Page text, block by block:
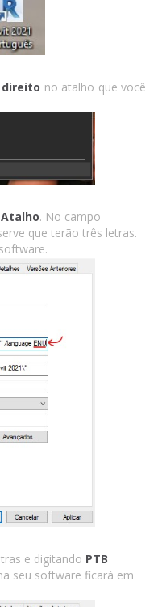
no atalho que você
Atalho. No campo
que terão três letras.
e digitando PTB
seu software ficará em